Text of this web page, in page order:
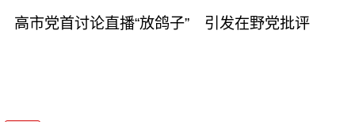
高市党首讨论直播“放鸽子” 引发在野党批评